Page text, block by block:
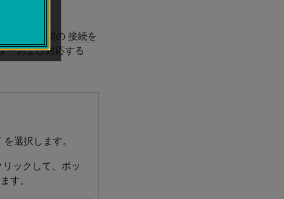
サーバー間の接続を
ーおよび対応する
を選択します。
リックして、ポッ
す。